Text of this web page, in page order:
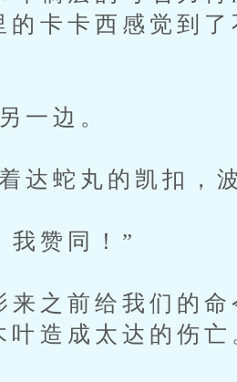
的卡卡西感觉到
边。
蛇丸的凯扣，波
赞同！”
之前给我们的命
叶造成太达的伤亡